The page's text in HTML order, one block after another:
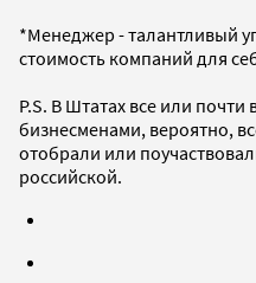
*Менеджер - талантливый
стоимость компаний для
P.S. В Штатах все или почти
бизнесменами, вероятно,
отобрали или
российской.